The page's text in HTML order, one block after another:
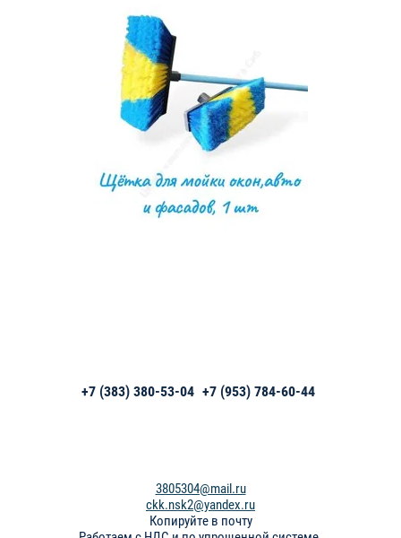
+7 (383) 380-53-04 +7 (953) 784-60-44
3805304@mail.ru
ckk.nsk2@yandex.ru
Копируйте в почту